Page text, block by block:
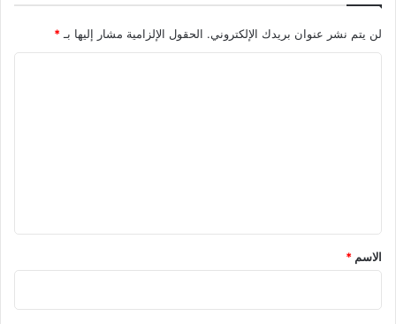
لن يتم نشر عنوان بريدك الإلكتروني. الحقول الإلزامية مشار إليها بـ*
*
الاسم *